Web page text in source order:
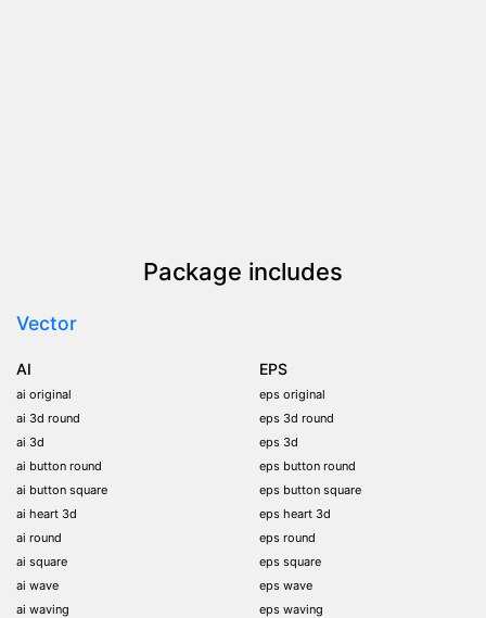
Package includes
Vector
AI
ai original
ai 3d round
ai 3d
ai button round
ai button square
ai heart 3d
ai round
ai square
ai wave
ai waving
EPS
eps original
eps 3d round
eps 3d
eps button round
eps button square
eps heart 3d
eps round
eps square
eps wave
eps waving